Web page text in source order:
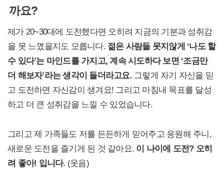
까요?
제가 20~30대에 도전했다면 오히려 지금의 기분과 성취감
을 못 느꼈을지도 모릅니다. 젊은 사람들 못지않게 ‘나도 할
수 있다’는 마인드를 가지고, 계속 시도하다 보면 ‘조금만
더 해보자’라는 생각이 들더라고요.그렇게 자기 자신을 믿
고 도전하면 자신감이 생겨요! 그리고 마침내 목표를 달성
하고 더 큰 성취감을 느낄 수 있었습니다.
그리고 제 가족들도 저를 든든하게 믿어주고 응원해 주니,
새로운 도전을 즐기게 된 것 같아요. 이 나이에 도전? 오히
려 좋아! 입니다. (웃음)